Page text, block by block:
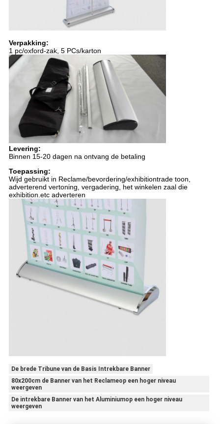
Verpakking:
1 pc/oxford-zak, 5 PCs/karton
Levering:
Binnen 15-20 dagen na ontvang de betaling
Toepassing:
Wijd gebruikt in Reclame/bevordering/exhibitiontrade toon,
adverterend vertoning, vergadering, het winkelen zaal die
exhibition.etc adverteren
De brede Tribune van de Basis Intrekbare Banner
80x200cm de Banner van het Reclameop een hoger niveau
weergeven
De intrekbare Banner van het Aluminiumop een hoger niveau
weergeven